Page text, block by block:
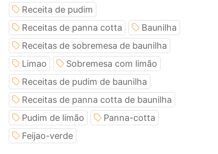
Receita de pudim
Receitas de panna cotta
Baunilha
Receitas de sobremesa de baunilha
Limao
Sobremesa com limão
Receitas de pudim de baunilha
Receitas de panna cotta de baunilha
Pudim de limão
Panna-cotta
Feijao-verde